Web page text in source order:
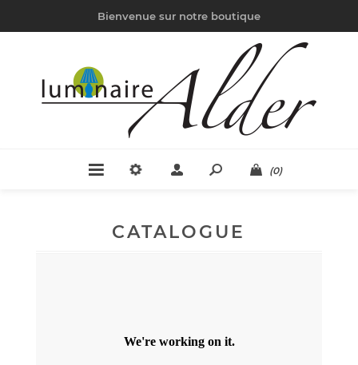
Bienvenue sur notre boutique
(0)
CATALOGUE